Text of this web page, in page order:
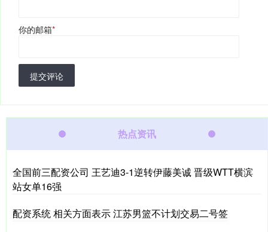
你的邮箱*
提交评论
热点资讯
全国前三配资公司 王艺迪3‑1逆转伊藤美诚 晋级WTT横滨
站女单16强
配资系统 相关方面表示 江苏男篮不计划交易二号签